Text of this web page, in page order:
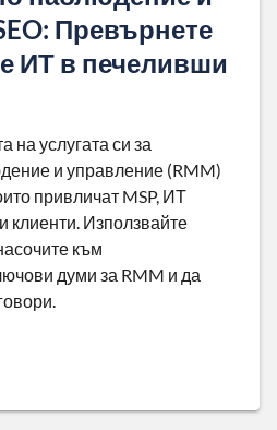
Превърнете
ИТ в печеливши
на услугата си за
и управление (RMM)
привличат MSP, ИТ
клиенти. Използвайте
към
думи за RMM и да